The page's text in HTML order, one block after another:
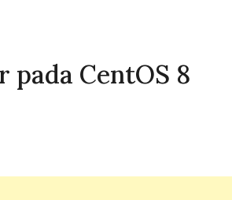
pada CentOS 8